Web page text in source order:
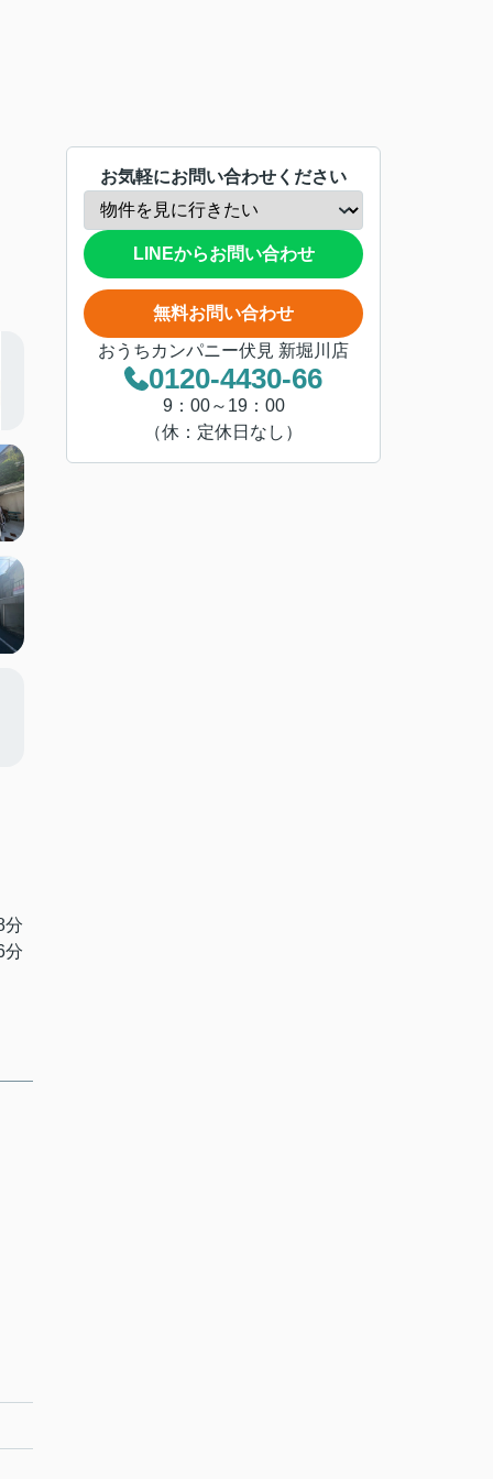
分
分
お気軽にお問い合わせください
LINEからお問い合わせ
無料お問い合わせ
おうちカンパニー伏見 新堀川店
0120-4430-66
9：00～19：00
（休：定休日なし）